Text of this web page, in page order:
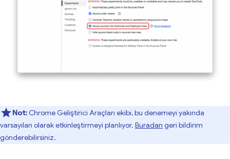
Not: Chrome Geliştirici Araçları ekibi, bu denemeyi yakında
varsayılan olarak etkinleştirmeyi planlıyor. Buradan geri bildirim
gönderebilirsiniz.